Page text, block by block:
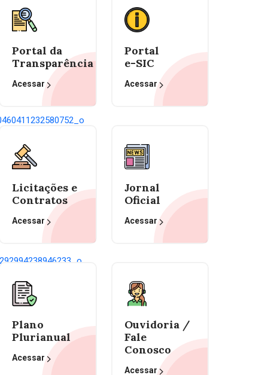
Portal da
Transparência
Acessar
Portal
e-SIC
Acessar
Licitações e
Contratos
Acessar
Jornal
Oficial
Acessar
Plano
Plurianual
Acessar
Ouvidoria /
Fale
Conosco
Acessar